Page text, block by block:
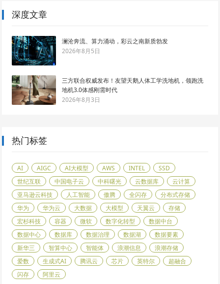
深度文章
澜沧奔流、算力涌动，彩云之南新质勃发
2026年8月5日
三方联合权威发布！友望天鹅人体工学洗地机，领跑洗
地机3.0体感刚需时代
2026年8月3日
热门标签
AI AIGC AI大模型 AWS INTEL
SSD
世纪互联
中国电子云 中科曙光 云数据库
云计算
亚马逊云科技
人工智能 傲腾 全闪存
分布式存储
华为
华为云 大数据 大模型 天翼云
存储
宏杉科技
容器 微软 数字化转型
数据中台
数据中心
数据库 数据治理 数据湖
数据要素
新华三
智算中心 智能体 浪潮信息
浪潮存储
爱数
生成式AI 腾讯云 芯片 英特尔
超融合
闪存
阿里云